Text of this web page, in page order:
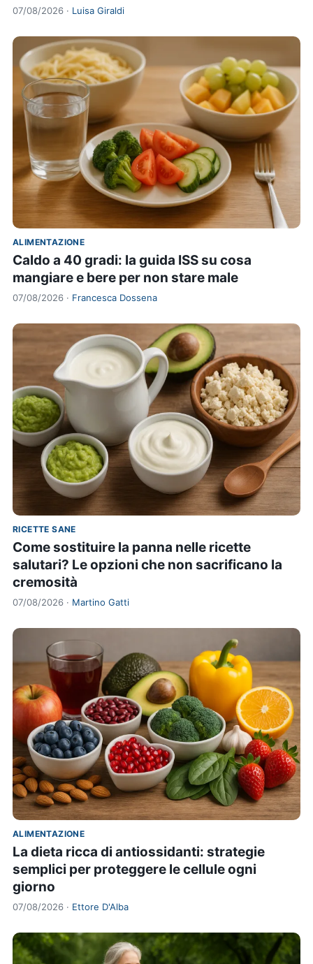
07/08/2026 · Luisa Giraldi
ALIMENTAZIONE
Caldo a 40 gradi: la guida ISS su cosa
mangiare e bere per non stare male
07/08/2026 · Francesca Dossena
RICETTE SANE
Come sostituire la panna nelle ricette
salutari? Le opzioni che non sacrificano la
cremosità
07/08/2026 · Martino Gatti
ALIMENTAZIONE
La dieta ricca di antiossidanti: strategie
semplici per proteggere le cellule ogni
giorno
07/08/2026 · Ettore D'Alba